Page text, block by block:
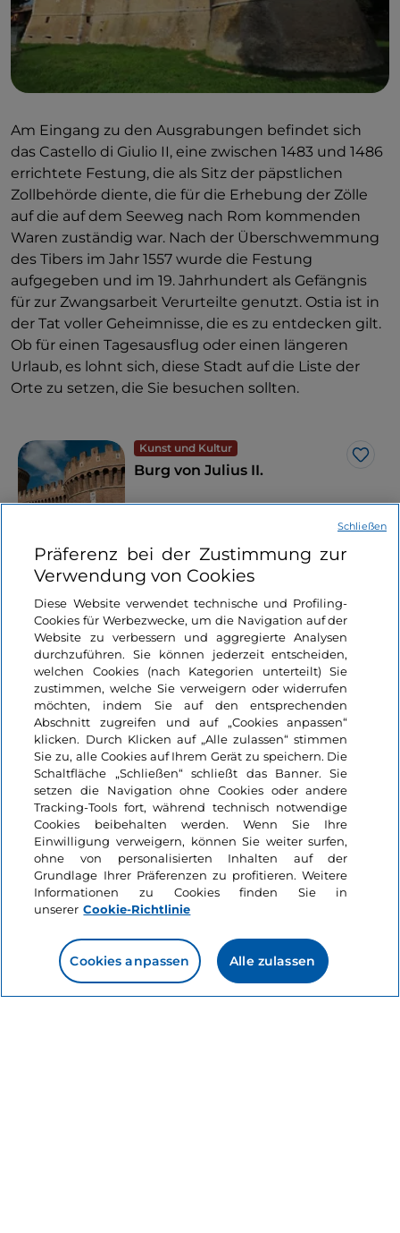
Am Eingang zu den Ausgrabungen befindet sich
das Castello di Giulio II, eine zwischen 1483 und 1486
errichtete Festung, die als Sitz der päpstlichen
Zollbehörde diente, die für die Erhebung der Zölle
auf die auf dem Seeweg nach Rom kommenden
Waren zuständig war. Nach der Überschwemmung
des Tibers im Jahr 1557 wurde die Festung
aufgegeben und im 19. Jahrhundert als Gefängnis
für zur Zwangsarbeit Verurteilte genutzt. Ostia ist in
der Tat voller Geheimnisse, die es zu entdecken gilt.
Ob für einen Tagesausflug oder einen längeren
Urlaub, es lohnt sich, diese Stadt auf die Liste der
Orte zu setzen, die Sie besuchen sollten.
Kunst und Kultur
Like
Burg von Julius II.
Latium, Rom
Das könnte Sie interessieren
Kunst und Kultur
Like
7 Orte für Kunst,
Geschichte und
Kultur, eine Stunde
von Rom entfernt
5 Minuten
Informationen über die Seite
Präferenz bei der Zustimmung zur
Verwendung von Cookies
Diese Website verwendet technische und Profiling-
Cookies für Werbezwecke, um die Navigation auf der
Website zu verbessern und aggregierte Analysen
durchzuführen. Sie können jederzeit entscheiden,
welchen Cookies (nach Kategorien unterteilt) Sie
zustimmen, welche Sie verweigern oder widerrufen
möchten, indem Sie auf den entsprechenden
Abschnitt zugreifen und auf „Cookies anpassen“
klicken. Durch Klicken auf „Alle zulassen“ stimmen
Sie zu, alle Cookies auf Ihrem Gerät zu speichern. Die
Schaltfläche „Schließen“ schließt das Banner. Sie
setzen die Navigation ohne Cookies oder andere
Tracking-Tools fort, während technisch notwendige
Cookies beibehalten werden. Wenn Sie Ihre
Einwilligung verweigern, können Sie weiter surfen,
ohne von personalisierten Inhalten auf der
Grundlage Ihrer Präferenzen zu profitieren. Weitere
Informationen zu Cookies finden Sie in
unserer Cookie-Richtlinie
Cookies anpassen Alle zulassen
Schließen